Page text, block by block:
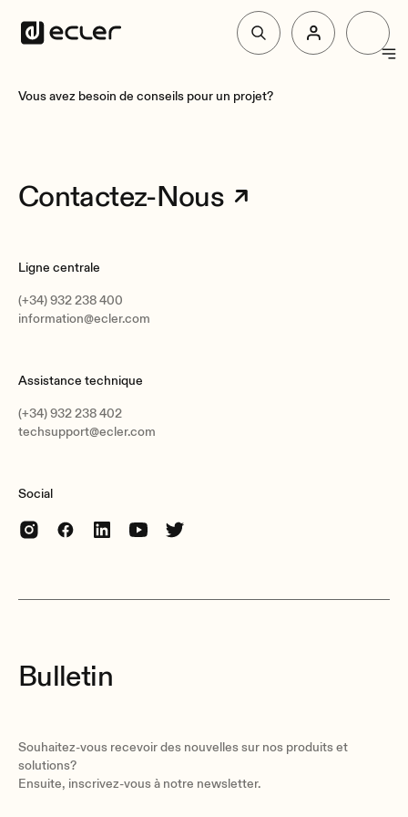
Produit
Soutien et communauté
Vous avez besoin de conseils pour un projet?
Contactez-Nous
Ligne centrale
(+34) 932 238 400
information@ecler.com
Assistance technique
(+34) 932 238 402
techsupport@ecler.com
Social
Bulletin
Souhaitez-vous recevoir des nouvelles sur nos produits et
solutions?
Ensuite, inscrivez-vous à notre newsletter.